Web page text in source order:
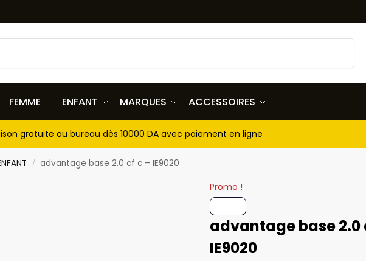
FEMME ENFANT MARQUES ACCESSOIRES
gratuite au bureau dès 10000 DA avec paiement en ligne
/ advantage base 2.0 cf c – IE9020
Promo !
advantage base 2.0
IE9020